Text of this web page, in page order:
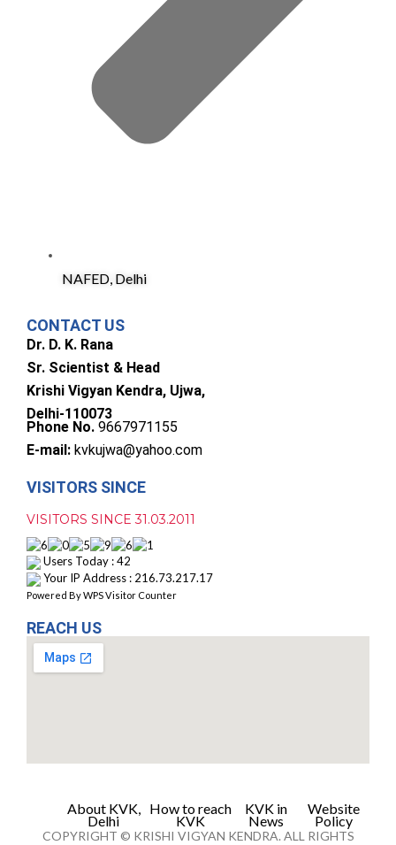
NAFED, Delhi
CONTACT US
Dr. D. K. Rana
Sr. Scientist & Head
Krishi Vigyan Kendra, Ujwa,
Delhi-110073
Phone No. 9667971155
E-mail: kvkujwa@yahoo.com
VISITORS SINCE
VISITORS SINCE 31.03.2011
Users Today : 42
Your IP Address : 216.73.217.17
Powered ByWPS Visitor Counter
REACH US
About KVK,
Delhi
How to reach
KVK
KVK in
News
Website
Policy
COPYRIGHT © KRISHI VIGYAN KENDRA. ALL RIGHTS